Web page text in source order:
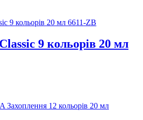
9 кольорів 20 мл